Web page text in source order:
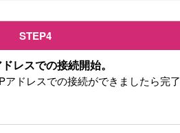
STEP4
レスでの接続開始。
アドレスでの接続ができましたら完了